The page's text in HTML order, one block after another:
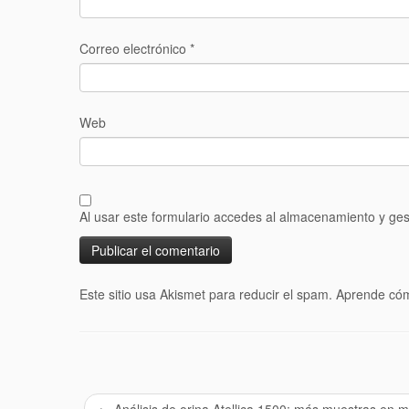
Correo electrónico *
Web
Al usar este formulario accedes al almacenamiento y
Este sitio usa Akismet para reducir el spam. Aprende